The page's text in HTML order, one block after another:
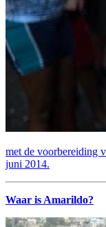
met de voorbereiding
juni 2014.
Waar is Amarildo?